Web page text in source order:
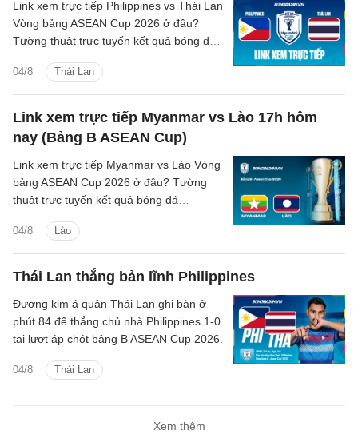
04/8 Thái Lan
Link xem trực tiếp Philippines vs Thái Lan
Vòng bảng ASEAN Cup 2026 ở đâu?
Tường thuật trực tuyến kết quả bóng đá
sóng nào?
Link xem trực tiếp Myanmar vs Lào 17h hôm
nay (Bảng B ASEAN Cup)
04/8 Lào
Link xem trực tiếp Myanmar vs Lào Vòng
bảng ASEAN Cup 2026 ở đâu? Tường
thuật trực tuyến kết quả bóng đá
nào?
Thái Lan thắng bản lĩnh Philippines
04/8 Thái Lan
Đương kim á quân Thái Lan ghi bàn ở
phút 84 để thắng chủ nhà Philippines 1-0
tại lượt áp chót bảng B ASEAN Cup 2026.
Xem thêm